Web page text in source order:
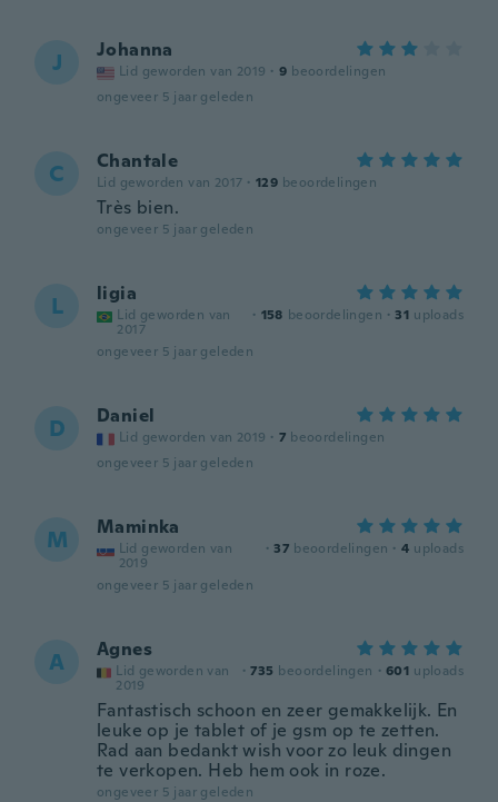
J Johanna
Lid geworden van 2019 · 9 beoordelingen
ongeveer 5 jaar geleden
C Chantale
Lid geworden van 2017 · 129 beoordelingen
Très bien.
ongeveer 5 jaar geleden
L ligia
Lid geworden van
2017
· 158 beoordelingen · 31 uploads
ongeveer 5 jaar geleden
D Daniel
Lid geworden van 2019 · 7 beoordelingen
ongeveer 5 jaar geleden
M Maminka
Lid geworden van
2019
· 37 beoordelingen · 4 uploads
ongeveer 5 jaar geleden
A Agnes
Lid geworden van
2019
· 735 beoordelingen · 601 uploads
Fantastisch schoon en zeer gemakkelijk. En
leuke op je tablet of je gsm op te zetten.
Rad aan bedankt wish voor zo leuk dingen
te verkopen. Heb hem ook in roze.
ongeveer 5 jaar geleden